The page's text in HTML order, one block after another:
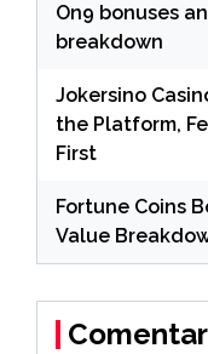
On9 bonuses
breakdown
Jokersino
the Platform,
First
Fortune Coins
Value